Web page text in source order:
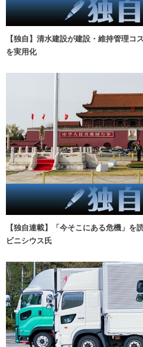
【独自】清水建設が建設・維持管理コ
を実用化
【独自連載】「今そこにある危機」
ビニシウス氏